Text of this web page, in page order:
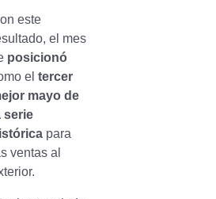
este
el mes
posicionó
el tercer
mayo de
serie
para
ventas al